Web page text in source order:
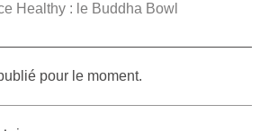
Healthy : le Buddha Bowl
pour le moment.